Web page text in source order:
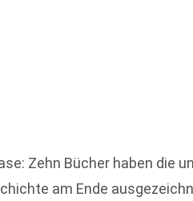
Zehn Bücher haben die
am Ende